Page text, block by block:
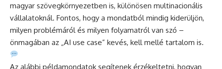
magyar szövegkörnyezetben is, különösen multinacionális
vállalatoknál. Fontos, hogy a mondatból mindig kiderüljön,
milyen problémáról és milyen folyamatról van szó –
önmagában az „AI use case” kevés, kell mellé tartalom is.
Az alábbi példamondatok segítenek érzékeltetni, hogyan